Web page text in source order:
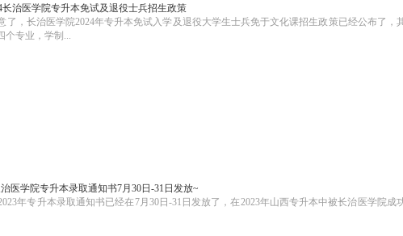
长治医学院专升本免试及退役士兵招生政策
，长治医学院2024年专升本免试入学及退役大学生士兵免于文化课招生政策已经公布了，
个专业，学制...
医学院专升本录取通知书7月30日-31日发放~
年专升本录取通知书已经在7月30日-31日发放了，在2023年山西专升本中被长治医学院成